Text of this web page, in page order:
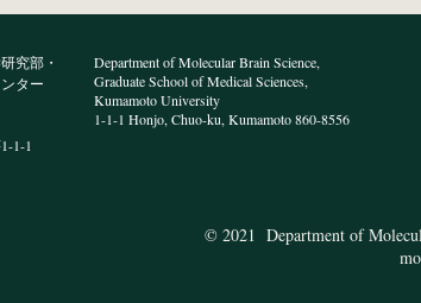
、高校2年の
領域開催の国際
で文東先生が講
究部・
ター
1-1
Department of Molecular Brain Science,
Graduate School of Medical Sciences,
Kumamoto University
1-1-1 Honjo, Chuo-ku, Kumamoto 860-8556
© 2021 Department of